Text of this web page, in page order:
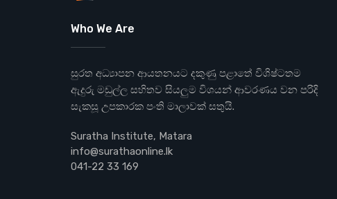
Who We Are
සුරත අධ්‍යාපන ආයතනයට දකුණු පළාතේ විශිෂ්ටතම
ඇදුරු මඩුල්ල සහිතව සියලුම විශයන් ආවරණය වන පරිදි
සැකසූ උපකාරක පංති මාලාවක් සතුයි.
Suratha Institute, Matara
info@surathaonline.lk
041-22 33 169